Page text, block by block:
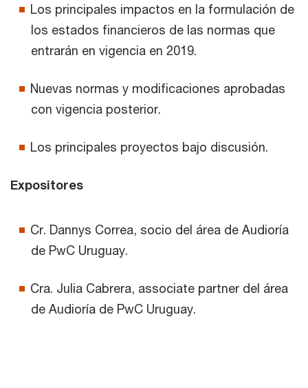
Los principales impactos en la formulación de
los estados financieros de las normas que
entrarán en vigencia en 2019.
Nuevas normas y modificaciones aprobadas
con vigencia posterior.
Los principales proyectos bajo discusión.
Expositores
Cr. Dannys Correa, socio del área de Audioría
de PwC Uruguay.
Cra. Julia Cabrera, associate partner del área
de Audioría de PwC Uruguay.